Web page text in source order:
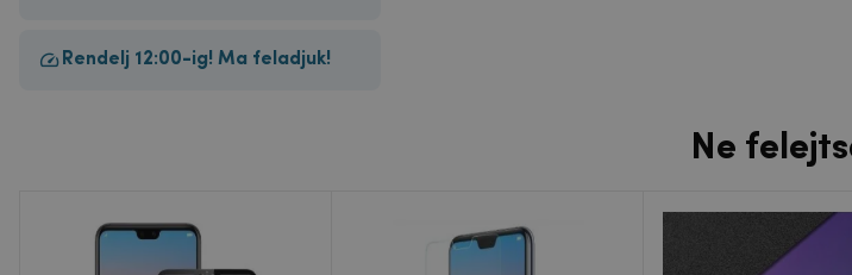
Rendelj 12:00-ig! Ma feladjuk!
Ne